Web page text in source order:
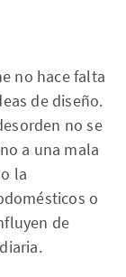
no hace falta
de diseño.
no se
a una mala
la
o
de